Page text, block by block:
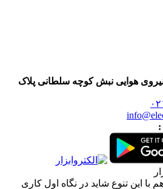
نیروی هوایی نبش کوچه سلطانی پلاک
:
با این تنوع شاید در نگاه اول کاری